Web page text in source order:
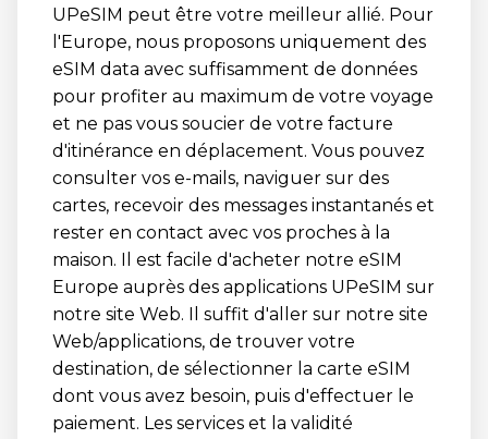
UPeSIM peut être votre meilleur allié. Pour
l'Europe, nous proposons uniquement des
eSIM data avec suffisamment de données
pour profiter au maximum de votre voyage
et ne pas vous soucier de votre facture
d'itinérance en déplacement. Vous pouvez
consulter vos e-mails, naviguer sur des
cartes, recevoir des messages instantanés et
rester en contact avec vos proches à la
maison. Il est facile d'acheter notre eSIM
Europe auprès des applications UPeSIM sur
notre site Web. Il suffit d'aller sur notre site
Web/applications, de trouver votre
destination, de sélectionner la carte eSIM
dont vous avez besoin, puis d'effectuer le
paiement. Les services et la validité